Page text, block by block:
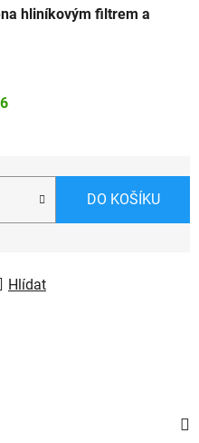
hliníkovým filtrem a
DO KOŠÍKU
Hlídat